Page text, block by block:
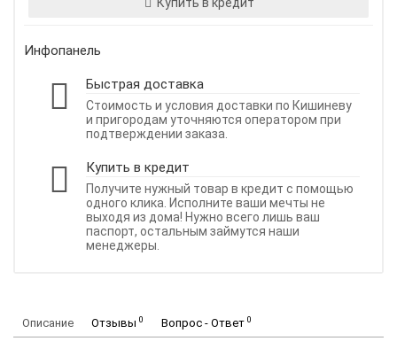
Инфопанель
Быстрая доставка
Стоимость и условия доставки по Кишиневу
и пригородам уточняются оператором при
подтверждении заказа.
Купить в кредит
Получите нужный товар в кредит с помощью
одного клика. Исполните ваши мечты не
выходя из дома! Нужно всего лишь ваш
паспорт, остальным займутся наши
менеджеры.
Описание Отзывы 0 Вопрос - Ответ 0